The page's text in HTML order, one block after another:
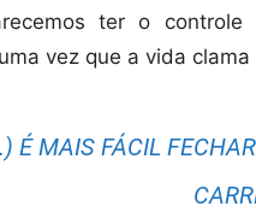
ter o
vez que a vida
É MAIS FÁCIL